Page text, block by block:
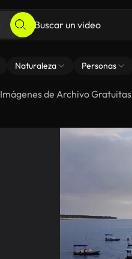
Naturaleza Personas
Imágenes de Archivo Gratuitas